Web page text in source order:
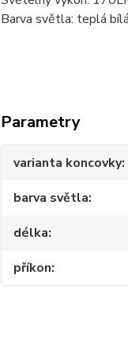
Barva světla: teplá
Parametry
varianta koncovky
barva světla
délka
příkon